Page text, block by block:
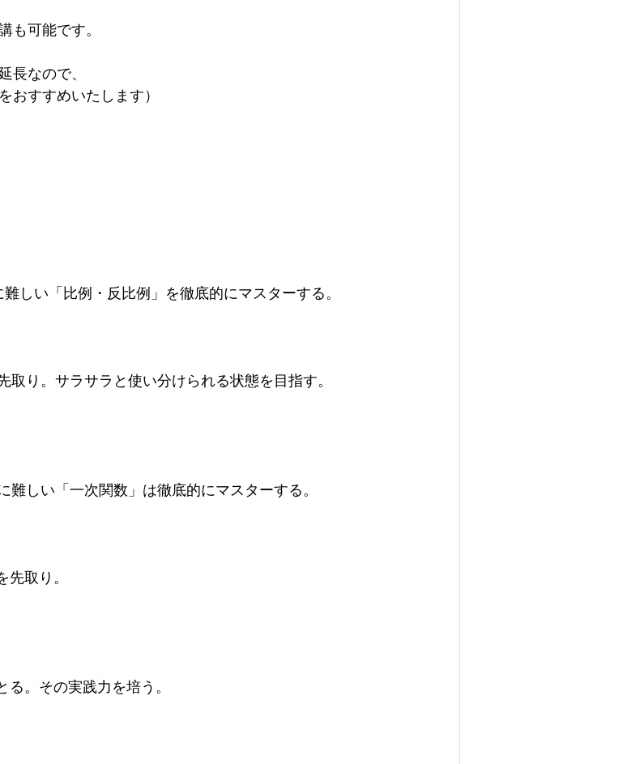
も可能です。
長なので、
おすすめいたします）
しい「比例・反比例」を徹底的にマスターする。
り。サラサラと使い分けられる状態を目指す。
しい「一次関数」は徹底的にマスターする。
取り。
。その実践力を培う。